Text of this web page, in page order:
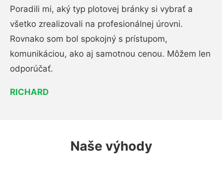
Poradili mi, aký typ plotovej bránky si vybrať a
všetko zrealizovali na profesionálnej úrovni.
Rovnako som bol spokojný s prístupom,
komunikáciou, ako aj samotnou cenou. Môžem len
odporúčať.
RICHARD
Naše výhody